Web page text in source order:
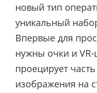
новый тип
уникальный
Впервые для
нужны очки и
проецирует
изображения на